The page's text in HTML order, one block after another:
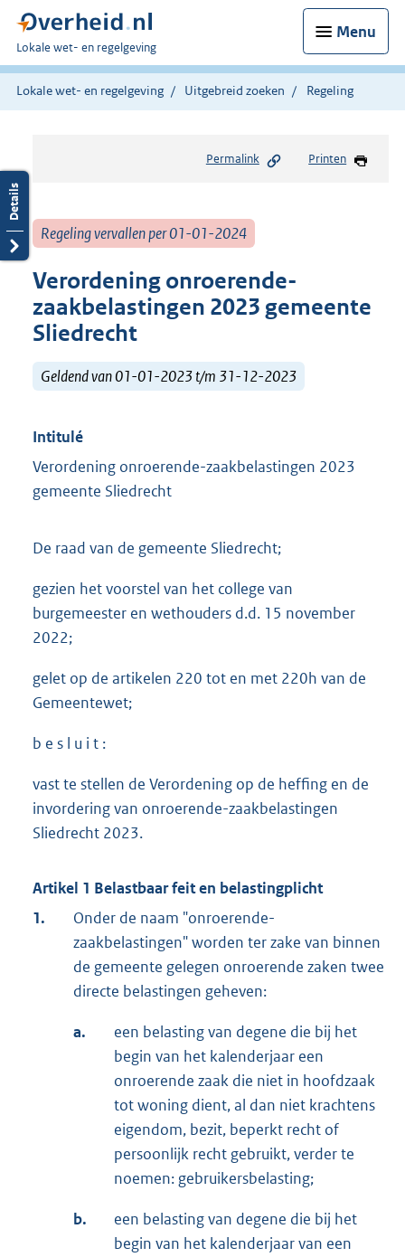
Menu
U
bent
hier:
Lokale wet- en regelgeving
Lokale wet- en regelgeving Uitgebreid zoeken Regeling
Permalink Printen
Regeling vervallen per 01-01-2024
Verordening onroerende-
zaakbelastingen 2023 gemeente
Sliedrecht
Geldend van 01-01-2023 t/m 31-12-2023
Intitulé
Verordening onroerende-zaakbelastingen 2023
gemeente Sliedrecht
De raad van de gemeente Sliedrecht;
gezien het voorstel van het college van
burgemeester en wethouders d.d. 15 november
2022;
gelet op de artikelen 220 tot en met 220h van de
Gemeentewet;
b e s l u i t :
vast te stellen de Verordening op de heffing en de
invordering van onroerende-zaakbelastingen
Sliedrecht 2023.
Artikel 1 Belastbaar feit en belastingplicht
1.
Onder de naam "onroerende-
zaakbelastingen" worden ter zake van binnen
de gemeente gelegen onroerende zaken twee
directe belastingen geheven:
a.
een belasting van degene die bij het
begin van het kalenderjaar een
onroerende zaak die niet in hoofdzaak
tot woning dient, al dan niet krachtens
eigendom, bezit, beperkt recht of
persoonlijk recht gebruikt, verder te
noemen: gebruikersbelasting;
b.
een belasting van degene die bij het
begin van het kalenderjaar van een